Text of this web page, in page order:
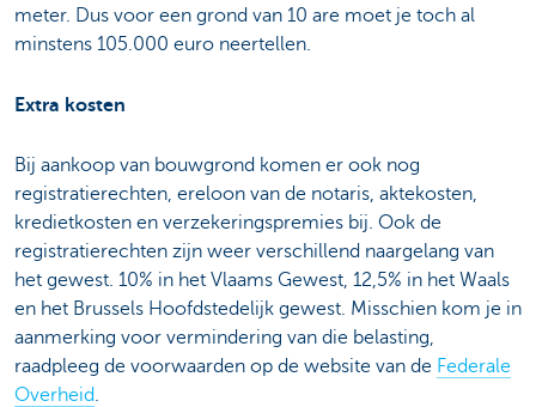
meter. Dus voor een grond van 10 are moet je toch al
minstens 105.000 euro neertellen.
Extra kosten
Bij aankoop van bouwgrond komen er ook nog
registratierechten, ereloon van de notaris, aktekosten,
kredietkosten en verzekeringspremies bij. Ook de
registratierechten zijn weer verschillend naargelang van
het gewest. 10% in het Vlaams Gewest, 12,5% in het Waals
en het Brussels Hoofdstedelijk gewest. Misschien kom je in
aanmerking voor vermindering van die belasting,
raadpleeg de voorwaarden op de website van de Federale
Overheid.